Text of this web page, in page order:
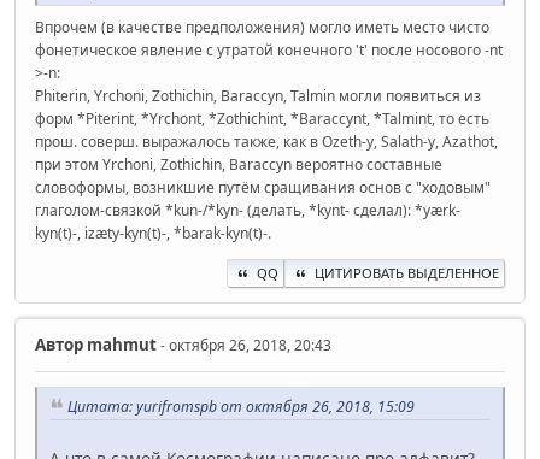
Впрочем (в качестве предположения) могло иметь место чисто
фонетическое явление с утратой конечного 't' после носового -nt
>-n:
Phiterin, Yrchoni, Zothichin, Baraccyn, Talmin могли появиться из
форм *Piterint, *Yrchont, *Zothichint, *Baraccynt, *Talmint, то есть
прош. соверш. выражалось также, как в Ozeth-y, Salath-y, Azathot,
при этом Yrchoni, Zothichin, Baraccyn вероятно составные
словоформы, возникшие путём сращивания основ с "ходовым"
глаголом-связкой *kun-/*kyn- (делать, *kynt- сделал): *yærk-
kyn(t)-, izæty-kyn(t)-, *barak-kyn(t)-.
QQ ЦИТИРОВАТЬ ВЫДЕЛЕННОЕ
Автор mahmut- октября 26, 2018, 20:43
Цитата: yurifromspb от октября 26, 2018, 15:09